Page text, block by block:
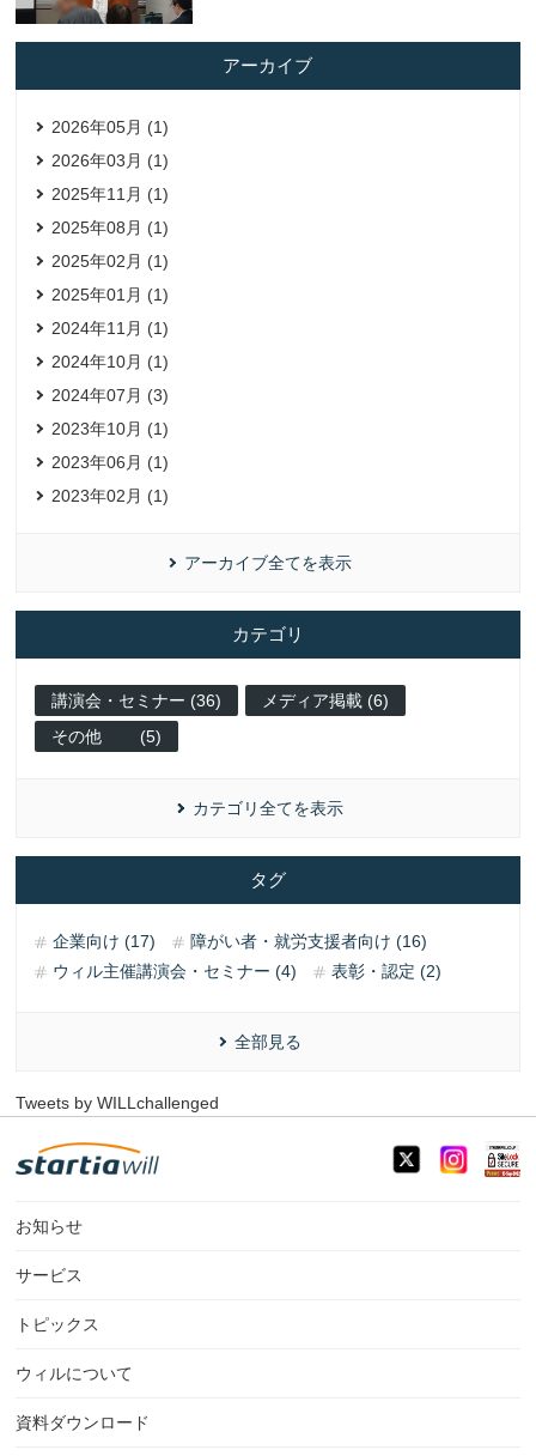
アーカイブ
2026年05月 (1)
2026年03月 (1)
2025年11月 (1)
2025年08月 (1)
2025年02月 (1)
2025年01月 (1)
2024年11月 (1)
2024年10月 (1)
2024年07月 (3)
2023年10月 (1)
2023年06月 (1)
2023年02月 (1)
アーカイブ全てを表示
カテゴリ
講演会・セミナー (36)
メディア掲載 (6)
その他 (5)
カテゴリ全てを表示
タグ
企業向け (17)
障がい者・就労支援者向け (16)
ウィル主催講演会・セミナー (4)
表彰・認定 (2)
全部見る
Tweets by WILLchallenged
お知らせ
サービス
トピックス
ウィルについて
資料ダウンロード